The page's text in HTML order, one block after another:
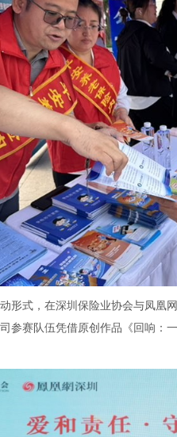
式，在深圳保险业协会与凤凰网
参赛队伍凭借原创作品《回响：